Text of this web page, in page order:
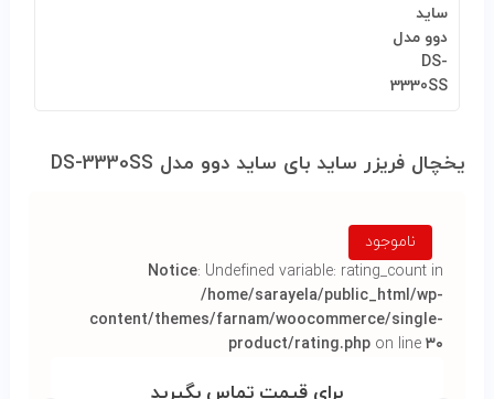
یخچال فریزر ساید بای ساید دوو مدل DS-3330SS
ناموجود
Notice: Undefined variable: rating_count in
/home/sarayela/public_html/wp-
content/themes/farnam/woocommerce/single-
product/rating.php on line۳۰
برای قیمت تماس بگیرید